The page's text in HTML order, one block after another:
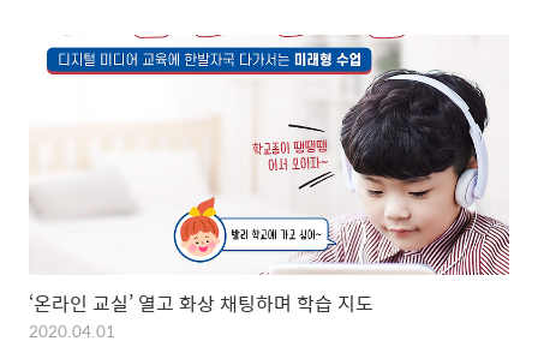
‘온라인 교실’ 열고 화상 채팅하며 학습 지도
2020.04.01